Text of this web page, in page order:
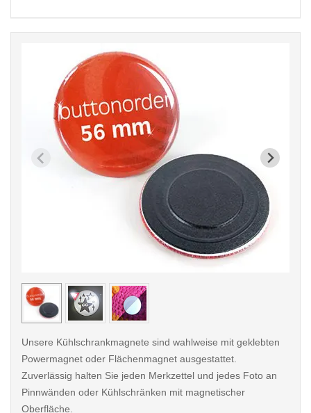
< /picture>
Unsere Kühlschrankmagnete sind wahlweise mit geklebten
Powermagnet oder Flächenmagnet ausgestattet.
Zuverlässig halten Sie jeden Merkzettel und jedes Foto an
Pinnwänden oder Kühlschränken mit magnetischer
Oberfläche.